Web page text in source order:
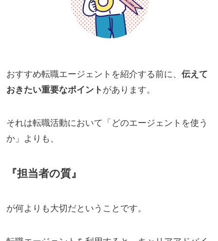
おすすめ転職エージェントを紹介する前に、伝えて
おきたい重要なポイント があります。
それは転職活動において「どのエージェントを使う
か」よりも、
『担当者の質』
が何よりも大切だということです。